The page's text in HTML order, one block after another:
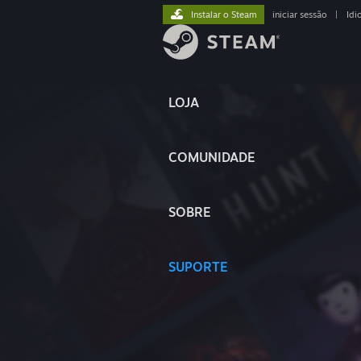
LOJA
COMUNIDADE
SOBRE
SUPORTE
Instalar o Steam iniciar sessão